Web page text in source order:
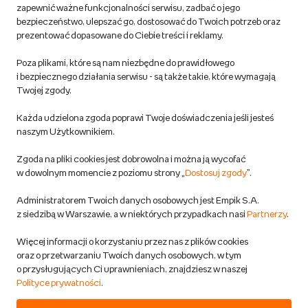
Regulamin empik.com
Pozostałe Regulaminy Empiku
Polityka prywatności empik.com
produktów niebezpiecznych
Dostosuj zgody
Polityka prywatności empik
Raty u partnerów Empiku
Odbiór zużytego sprzętu
zapewnić ważne funkcjonalności serwisu, zadbać o jego
bezpieczeństwo, ulepszać go, dostosować do Twoich potrzeb oraz
prezentować dopasowane do Ciebie treści i reklamy.
Poza plikami, które są nam niezbędne do prawidłowego
i bezpiecznego działania serwisu - są także takie, które wymagają
Twojej zgody.
Każda udzielona zgoda poprawi Twoje doświadczenia jeśli jesteś
naszym Użytkownikiem.
Zgoda na pliki cookies jest dobrowolna i można ją wycofać
w dowolnym momencie z poziomu strony „ Dostosuj zgody”.
Administratorem Twoich danych osobowych jest Empik S.A.
z siedzibą w Warszawie, a w niektórych przypadkach nasi Partnerzy.
Więcej informacji o korzystaniu przez nas z plików cookies
oraz o przetwarzaniu Twoich danych osobowych, w tym
o przysługujących Ci uprawnieniach, znajdziesz w naszej
Polityce prywatności.